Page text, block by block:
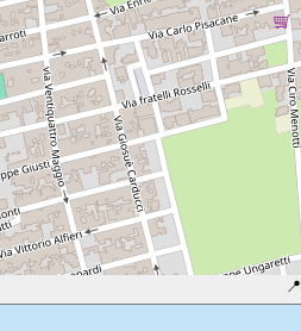
📍